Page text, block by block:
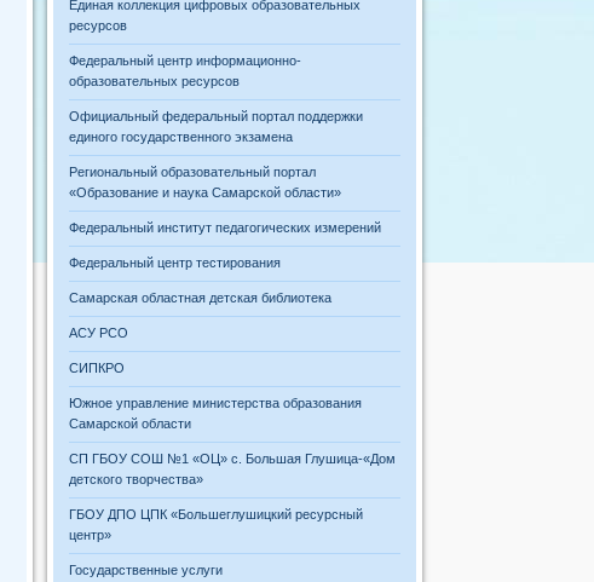
Единая коллекция цифровых образовательных
ресурсов
Федеральный центр информационно-
образовательных ресурсов
Официальный федеральный портал поддержки
единого государственного экзамена
Региональный образовательный портал
«Образование и наука Самарской области»
Федеральный институт педагогических измерений
Федеральный центр тестирования
Самарская областная детская библиотека
АСУ РСО
СИПКРО
Южное управление министерства образования
Самарской области
СП ГБОУ СОШ №1 «ОЦ» с. Большая Глушица-«Дом
детского творчества»
ГБОУ ДПО ЦПК «Большеглушицкий ресурсный
центр»
Государственные услуги